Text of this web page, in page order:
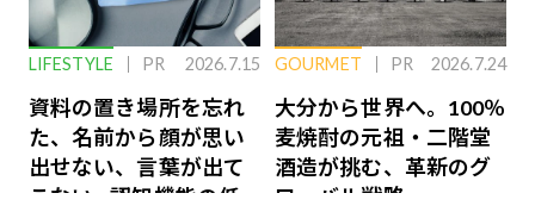
LIFESTYLE PR 2026.7.15
資料の置き場所を忘れ
た、名前から顔が思い
出せない、言葉が出て
こない…認知機能の低
GOURMET PR 2026.7.24
大分から世界へ。100％
麦焼酎の元祖・二階堂
酒造が挑む、革新のグ
ローバル戦略